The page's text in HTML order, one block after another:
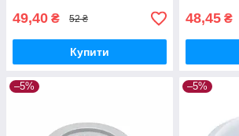
49,40 ₴ 52 ₴
Купити
48,45 ₴
–5% –5%